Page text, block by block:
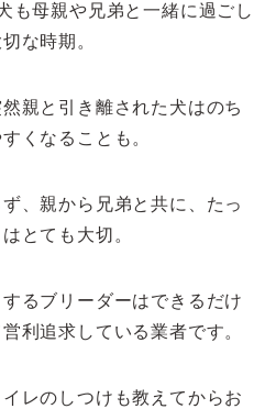
も母親や兄弟と一緒に過ごし
な時期。
親と引き離された犬はのち
くなることも。
、親から兄弟と共に、たっ
とても大切。
るブリーダーはできるだけ
利追求している業者です。
レのしつけも教えてからお